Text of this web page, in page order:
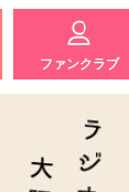
ファンクラブ